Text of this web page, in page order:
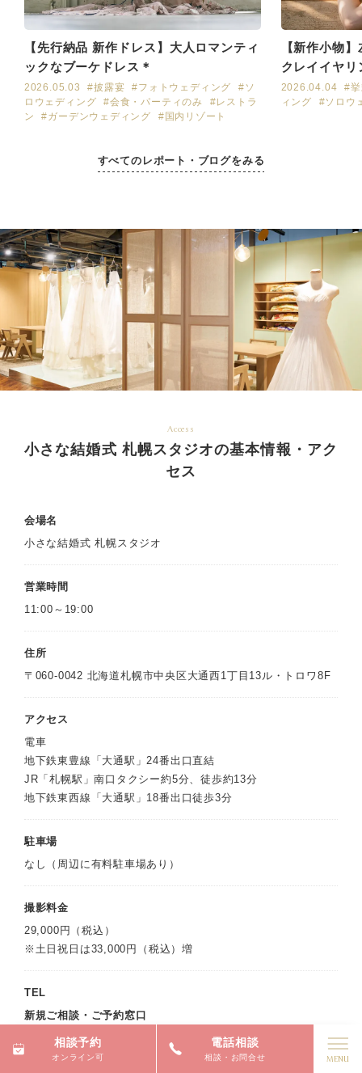
すべてのレポート・ブログをみる
【先行納品 新作ドレス】大人ロマンティ
ックなブーケドレス＊
2026.05.03 #披露宴 #フォトウェディング
#ソ
ロウェディング
#会食・パーティのみ
#レストラ
ン
#ガーデンウェディング #国内リゾート
【新作小物
クレイイヤリ
2026.04.04
#
ィング
#ソロウ
Access
小さな結婚式 札幌スタジオの基本情報・アク
セス
会場名
小さな結婚式 札幌スタジオ
営業時間
11:00～19:00
住所
〒060-0042 北海道札幌市中央区大通西1丁目13ル・トロワ8F
アクセス
電車
地下鉄東豊線「大通駅」24番出口直結
JR「札幌駅」南口タクシー約5分、徒歩約13分
地下鉄東西線「大通駅」18番出口徒歩3分
駐車場
なし（周辺に有料駐車場あり）
撮影料金
29,000円（税込）
※土日祝日は33,000円（税込）増
TEL
新規ご相談・ご予約窓口
0120-945-906
相談予約
オンライン可
電話相談
相談・お問合せ